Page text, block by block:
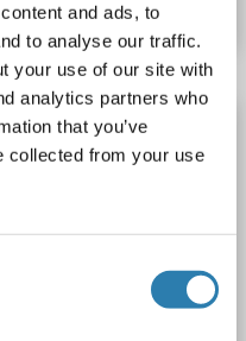
and ads, to
to analyse our traffic.
your use of our site with
analytics partners who
that you’ve
collected from your use
Reactivité: Humain, Souris, Rat, Boeuf (Vache), Lapin, Chien